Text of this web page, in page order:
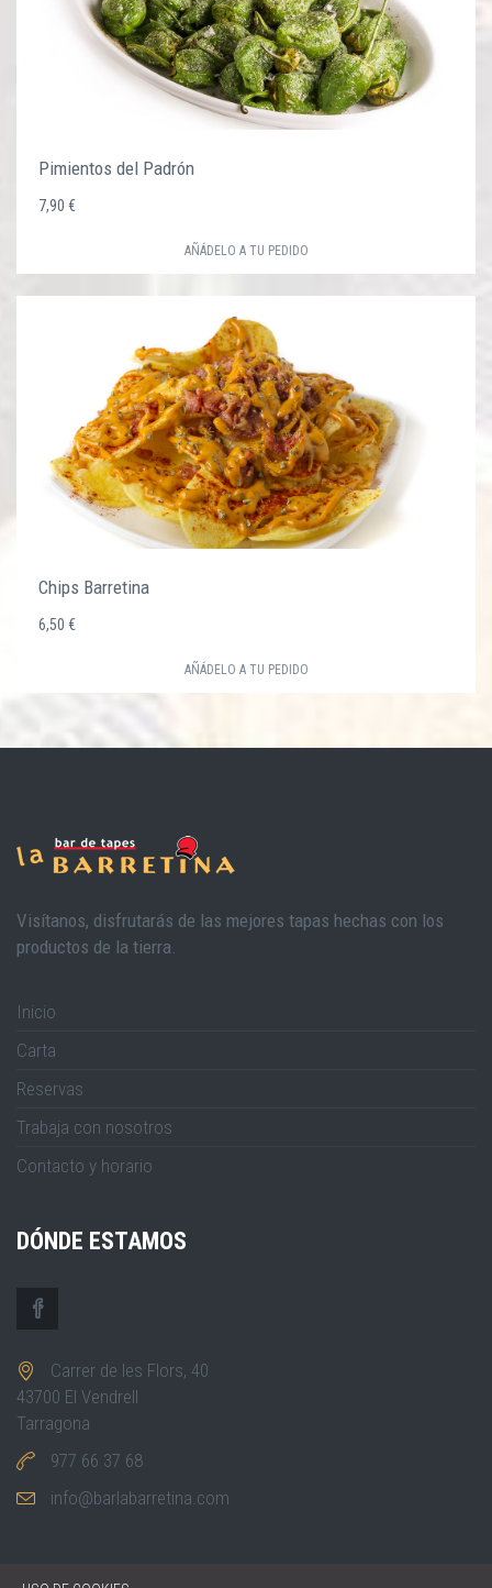
Pimientos del Padrón
7,90 €
AÑÁDELO A TU PEDIDO
Chips Barretina
6,50 €
AÑÁDELO A TU PEDIDO
Visítanos, disfrutarás de las mejores tapas hechas con los
productos de la tierra.
Inicio
Carta
Reservas
Trabaja con nosotros
Contacto y horario
DÓNDE ESTAMOS
Carrer de les Flors, 40
43700 El Vendrell
Tarragona
977 66 37 68
info@barlabarretina.com